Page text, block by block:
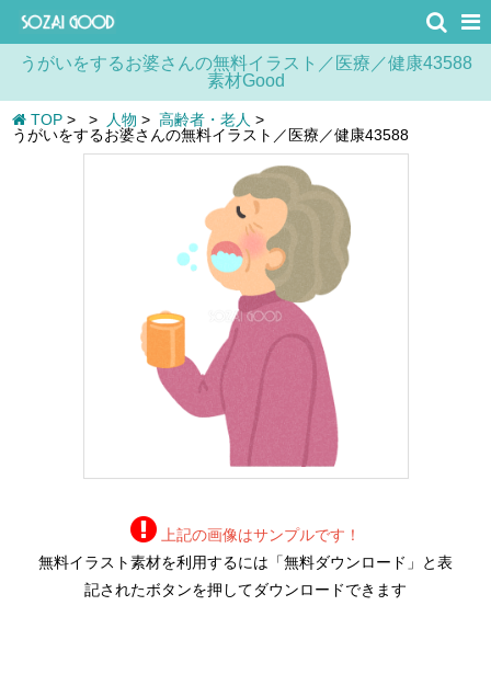
うがいをするお婆さんの無料イラスト／医療／健康43588
素材Good
TOP > > 人物 > 高齢者・老人 >
うがいをするお婆さんの無料イラスト／医療／健康43588
上記の画像はサンプルです！
無料イラスト素材を利用するには「無料ダウンロード」と表
記されたボタンを押してダウンロードできます